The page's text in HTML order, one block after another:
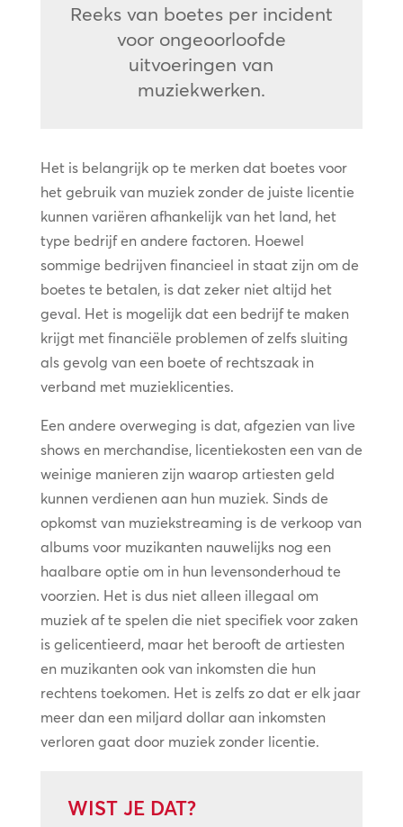
Reeks van boetes per incident
voor ongeoorloofde
uitvoeringen van
muziekwerken.
Het is belangrijk op te merken dat boetes voor
het gebruik van muziek zonder de juiste licentie
kunnen variëren afhankelijk van het land, het
type bedrijf en andere factoren. Hoewel
sommige bedrijven financieel in staat zijn om de
boetes te betalen, is dat zeker niet altijd het
geval. Het is mogelijk dat een bedrijf te maken
krijgt met financiële problemen of zelfs sluiting
als gevolg van een boete of rechtszaak in
verband met muzieklicenties.
Een andere overweging is dat, afgezien van live
shows en merchandise, licentiekosten een van de
weinige manieren zijn waarop artiesten geld
kunnen verdienen aan hun muziek. Sinds de
opkomst van muziekstreaming is de verkoop van
albums voor muzikanten nauwelijks nog een
haalbare optie om in hun levensonderhoud te
voorzien. Het is dus niet alleen illegaal om
muziek af te spelen die niet specifiek voor zaken
is gelicentieerd, maar het berooft de artiesten
en muzikanten ook van inkomsten die hun
rechtens toekomen. Het is zelfs zo dat er elk jaar
meer dan een miljard dollar aan inkomsten
verloren gaat door muziek zonder licentie.
WIST JE DAT?